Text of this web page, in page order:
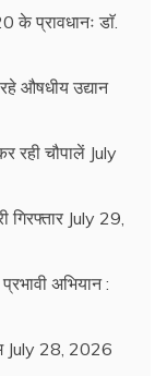
के प्रावधानः डाॅ.
औषधीय उद्यान
रही चौपालें July
गिरफ्तार July 29,
अभियान :
July 28, 2026